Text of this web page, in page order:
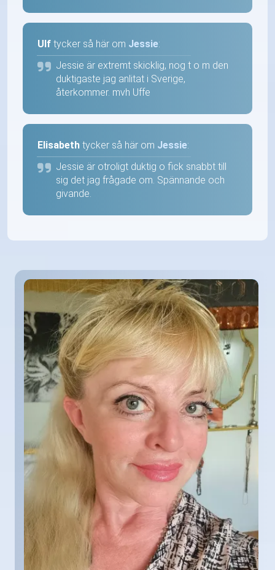
Ulf tycker så här om Jessie:
Jessie är extremt skicklig, nog t o m den
duktigaste jag anlitat i Sverige,
återkommer. mvh Uffe
Elisabeth tycker så här om Jessie:
Jessie är otroligt duktig o fick snabbt till
sig det jag frågade om. Spännande och
givande.